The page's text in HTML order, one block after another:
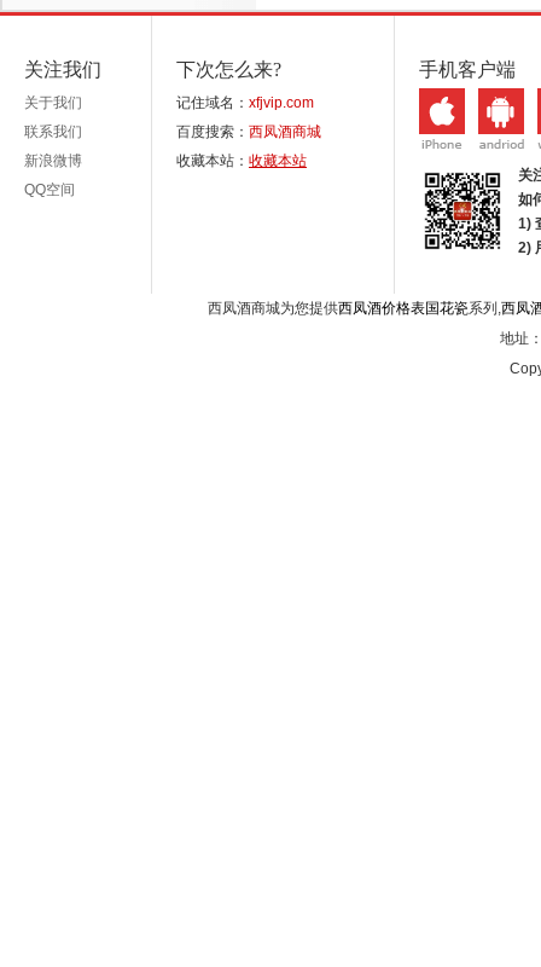
关注我们
关于我们
联系我们
新浪微博
QQ空间
下次怎么来?
记住域名： xfjvip.com
百度搜索： 西凤酒商城
收藏本站： 收藏本站
手机客户端
关
如
1)
2)
西凤酒商城为您提供西凤酒价格表国花瓷系列,西凤
地址